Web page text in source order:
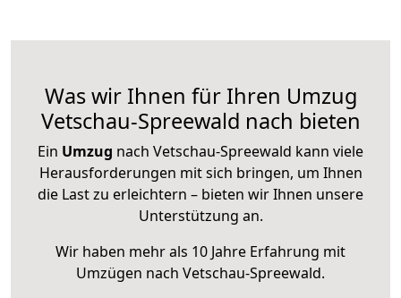
Was wir Ihnen für Ihren Umzug
Vetschau-Spreewald nach bieten
Ein Umzug nach Vetschau-Spreewald kann viele
Herausforderungen mit sich bringen, um Ihnen
die Last zu erleichtern – bieten wir Ihnen unsere
Unterstützung an.
Wir haben mehr als 10 Jahre Erfahrung mit
Umzügen nach Vetschau-Spreewald.